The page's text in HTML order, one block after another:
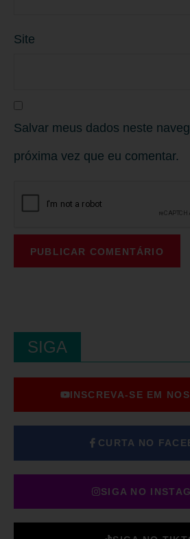
Site
Salvar meus dados neste
próxima vez que eu comentar.
SIGA
INSCREVA-SE EM
CURTA NO
SIGA NO